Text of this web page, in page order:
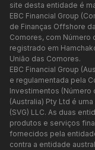
site desta entidade é
EBC Financial Group
de Finanças Offshore
Comores, com Número
registrado em
União das Comores.
EBC Financial Group
e regulamentada pela
Investimentos (Número
(Australia) Pty Ltd é
(SVG) LLC. As duas
produtos e serviços
fornecidos pela
contra a entidade